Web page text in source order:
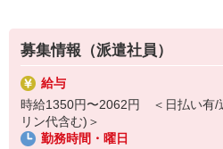
・施設見回り
・買い物の代行
・消毒や整理整頓
・生活相談/お話し相手
・必要に応じた生活介助 など
利用者さんは自立度の高い方が多め。
募集情報（派遣社員）
給与
時給1350円〜2062円 ＜日払い有/
リン代含む)＞
勤務時間・曜日